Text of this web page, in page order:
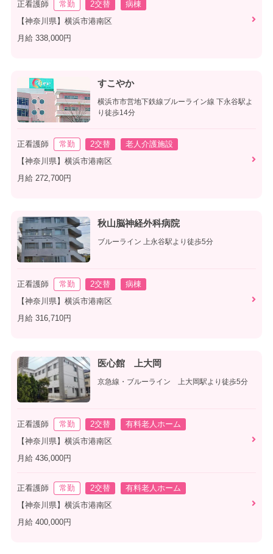
正看護師 常勤 2交替
病棟
【神奈川県】横浜市港南区
月給 338,000円
すこやか
横浜市市営地下鉄線ブルーライン線 下永谷駅よ
り徒歩14分
正看護師 常勤 2交替
老人介護施設
【神奈川県】横浜市港南区
月給 272,700円
秋山脳神経外科病院
ブルーライン 上永谷駅より徒歩5分
正看護師 常勤 2交替
病棟
【神奈川県】横浜市港南区
月給 316,710円
医心館 上大岡
京急線・ブルーライン 上大岡駅より徒歩5分
正看護師 常勤 2交替
有料老人ホーム
【神奈川県】横浜市港南区
月給 436,000円
正看護師 常勤 2交替
有料老人ホーム
【神奈川県】横浜市港南区
月給 400,000円